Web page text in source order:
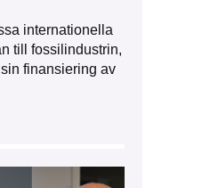
internationella
till fossilindustrin,
finansiering av